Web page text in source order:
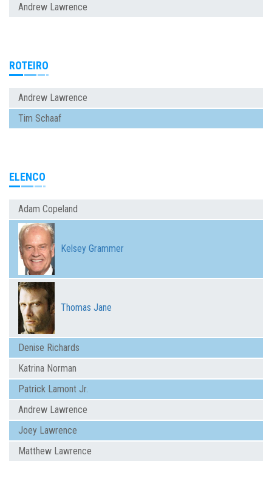
Andrew Lawrence
ROTEIRO
Andrew Lawrence
Tim Schaaf
ELENCO
Adam Copeland
Kelsey Grammer
Thomas Jane
Denise Richards
Katrina Norman
Patrick Lamont Jr.
Andrew Lawrence
Joey Lawrence
Matthew Lawrence